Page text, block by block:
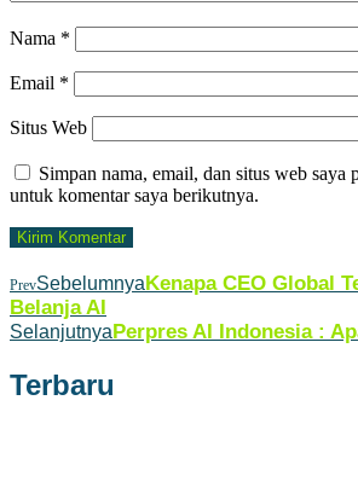
Nama *
Email *
Situs Web
Simpan nama, email, dan situs web saya
untuk komentar saya berikutnya.
PrevSebelumnyaKenapa CEO Global
Belanja AI
SelanjutnyaPerpres AI Indonesia :
Terbaru